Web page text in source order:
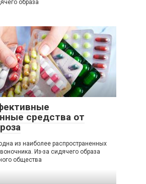
образа
средства от
из наиболее распространенных
Из-за сидячего образа
общества